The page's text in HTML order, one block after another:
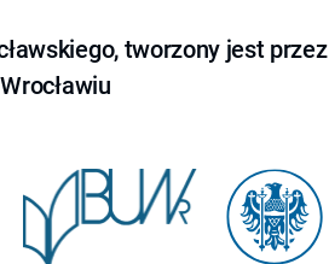
tworzony jest przez